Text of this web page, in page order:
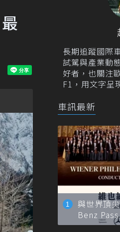
長期追蹤國際
試駕與產業動
好者，也關注
F1，用文字呈
車訊最新
與世界頂
Benz
也納愛樂